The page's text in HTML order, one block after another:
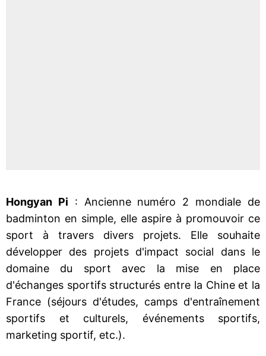
Hongyan Pi : Ancienne numéro 2 mondiale de
badminton en simple, elle aspire à promouvoir ce
sport à travers divers projets. Elle souhaite
développer des projets d'impact social dans le
domaine du sport avec la mise en place
d'échanges sportifs structurés entre la Chine et la
France (séjours d'études, camps d'entraînement
sportifs et culturels, événements sportifs,
marketing sportif, etc.).